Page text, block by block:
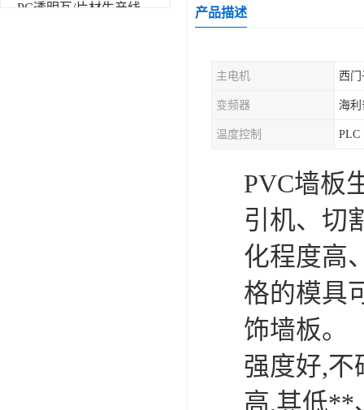
PC透明瓦/片材生产线 产品描述
主电机 西
变频器 海利
温度控制 PLC
PVC墙板
引机、切
化程度高
格的模具
饰墙板。
强度好,不
高,其低**